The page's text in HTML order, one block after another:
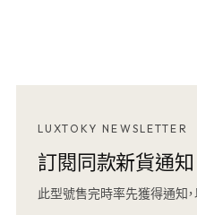
LUXTOKY NEWSLETTER
訂閱同款新貨通知
此型號售完時率先獲得通知